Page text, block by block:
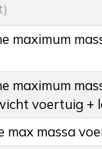
maximum
maximum
voertuig +
max massa